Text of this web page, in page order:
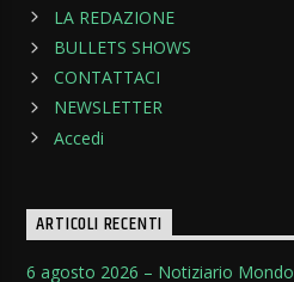
LA REDAZIONE
BULLETS SHOWS
CONTATTACI
NEWSLETTER
Accedi
ARTICOLI RECENTI
6 agosto 2026 – Notiziario Mondo